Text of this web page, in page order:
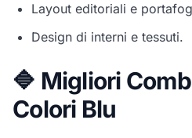
Layout editoriali e
Design di interni e tessuti.
🔷 Migliori
Colori Blu